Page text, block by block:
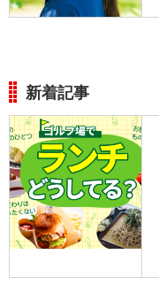
新着記事